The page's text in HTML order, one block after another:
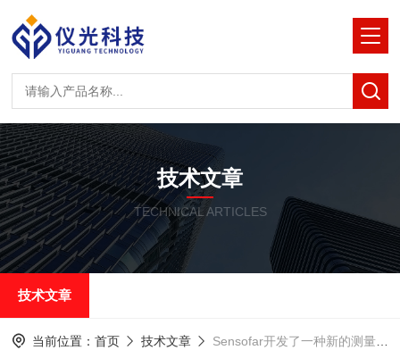
技术文章
TECHNICAL ARTICLES
技术文章
当前位置： 首页 技术文章 Sensofar开发了一种新的测量平面度的透镜